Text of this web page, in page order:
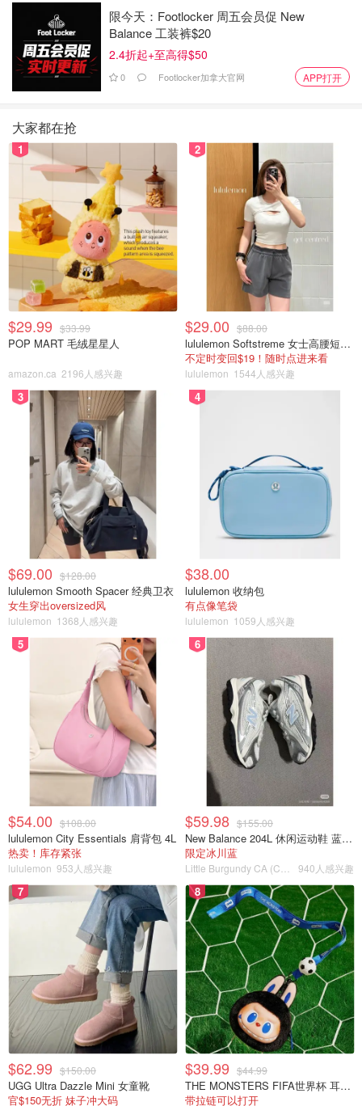
限今天：Footlocker 周五会员促 New
Balance 工装裤$20
2.4折起+至高得$50
0 Footlocker加拿大官网 APP打开
大家都在抢
1
$29.99 $33.99
POP MART 毛绒星星人
amazon.ca 2196人感兴趣
2
$29.00 $88.00
lululemon Softstreme 女士高腰短裤 10cm
不定时变回$19！随时点进来看
lululemon 1544人感兴趣
3
$69.00 $128.00
lululemon Smooth Spacer 经典卫衣
女生穿出oversized风
lululemon 1368人感兴趣
4
$38.00
lululemon 收纳包
有点像笔袋
lululemon 1059人感兴趣
5
$54.00 $108.00
lululemon City Essentials 肩背包 4L
热卖！库存紧张
lululemon 953人感兴趣
6
$59.98 $155.00
New Balance 204L 休闲运动鞋 蓝银色
限定冰川蓝
940人感兴趣
7
$62.99 $150.00
UGG Ultra Dazzle Mini 女童靴
官$150无折 妹子冲大码
8
$39.99 $44.99
THE MONSTERS FIFA世界杯 耳机包
带拉链可以打开